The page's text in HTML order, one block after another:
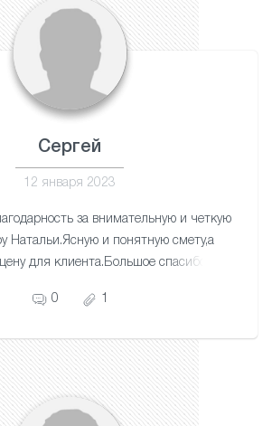
Сергей
12 января 2023
за внимательную и четкую
Натальи.Ясную и понятную смету,а
для клиента.Большое спасибо
свои деньги получать отличную
выглядит прекрасно.
0 1